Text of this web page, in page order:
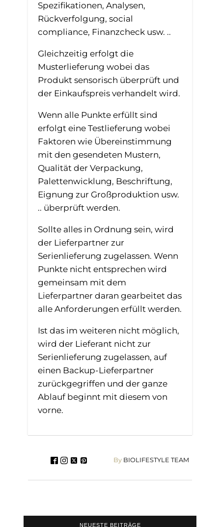
Spezifikationen, Analysen,
Rückverfolgung, social
compliance, Finanzcheck usw. ..
Gleichzeitig erfolgt die
Musterlieferung wobei das
Produkt sensorisch überprüft und
der Einkaufspreis verhandelt wird.
Wenn alle Punkte erfüllt sind
erfolgt eine Testlieferung wobei
Faktoren wie Übereinstimmung
mit den gesendeten Mustern,
Qualität der Verpackung,
Palettenwicklung, Beschriftung,
Eignung zur Großproduktion usw.
.. überprüft werden.
Sollte alles in Ordnung sein, wird
der Lieferpartner zur
Serienlieferung zugelassen. Wenn
Punkte nicht entsprechen wird
gemeinsam mit dem
Lieferpartner daran gearbeitet das
alle Anforderungen erfüllt werden.
Ist das im weiteren nicht möglich,
wird der Lieferant nicht zur
Serienlieferung zugelassen, auf
einen Backup-Lieferpartner
zurückgegriffen und der ganze
Ablauf beginnt mit diesem von
vorne.
ByBIOLIFESTYLE TEAM
NEUESTE BEITRÄGE